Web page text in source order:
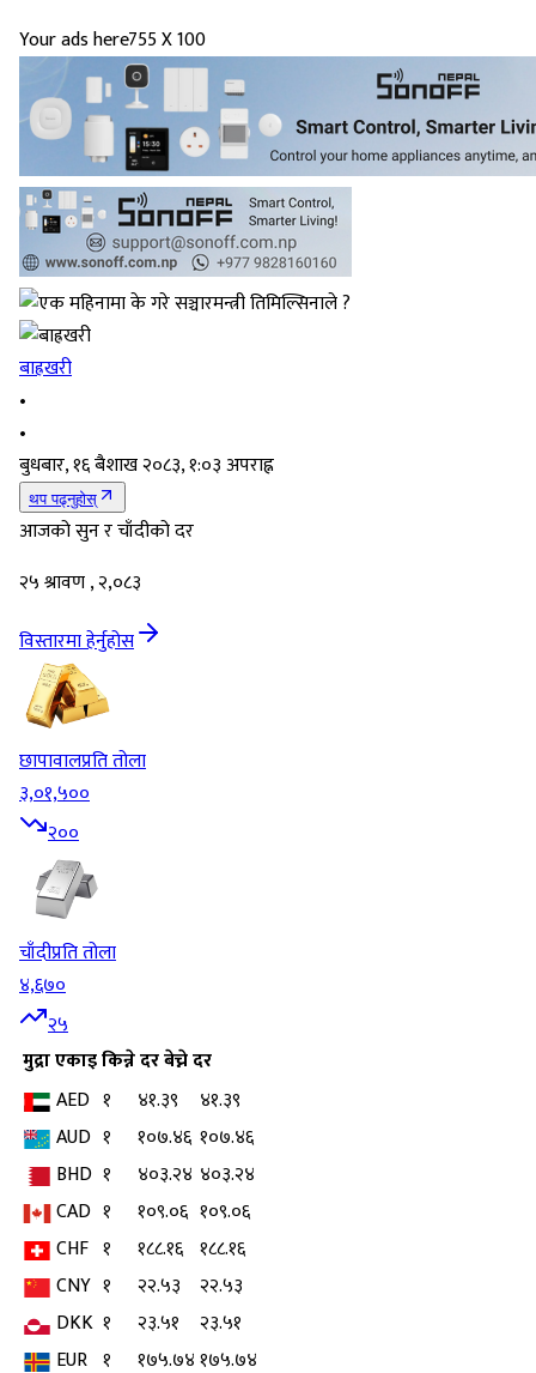
Your ads here755 X 100
बाह्रखरी
•
•
बुधबार, १६ बैशाख २०८३, १:०३ अपराह्न
थप पढ्नुहोस्
आजको सुन र चाँदीको दर
२५ श्रावण , २,०८३
विस्तारमा हेर्नुहोस
छापावालप्रति तोला
३,०१,५००
२००
चाँदीप्रति तोला
४,६७०
२५
मुद्राएकाइकिन्ने दरबेच्ने दर
AED १ ४१.३९
४१.३९
AUD १ १०७.४६ १०७.४६
BHD १ ४०३.२४ ४०३.२४
CAD १ १०९.०६ १०९.०६
CHF १ १८८.१६ १८८.१६
CNY १ २२.५३
२२.५३
DKK १ २३.५१
२३.५१
EUR १ १७५.७४१७५.७४